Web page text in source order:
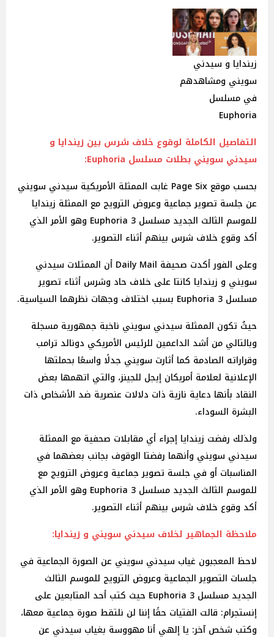
زيندايا و سيدني
سويني ومشاهدهم
في مسلسل
Euphoria
التفاصيل الكاملة لوقوع خلاف شرس بين زيندايا و
سيدني سويني بطلات مسلسل Euphoria:
بحسب موقع Page Six غابت الممثلة الأمريكية سيدني سويني
عن جلسة تصوير جماعية وعروض الترويج مع الممثلة زيندايا
للموسم الثالث الجديد مسلسل 3 Euphoria وهو الأمر الذي
أكد وقوع خلاف شرس بينهم أثناء التصوير.
وعلى الفور أكدت صحيفة Daily Mail أن الممثلات سيدني
سويني و زيندايا كانتا على خلاف حاد وشرس أثناء تصوير
مسلسل 3 Euphoria بسبب اختلاف وجهات نظرهما السياسية.
حيثُ تكون الممثلة سيدني سويني ناخبة جمهورية مسجلة
وبالتالي من أشد الداعمين للرئيس الأمريكي دونالد ترامب
وقراراته الصادمة كما أثارت سويني جدلًا واسعًا بحملتها
الإعلانية لعلامة أمريكان إيجل للجينز، والتي اتهمها بعض
النقاد بأنها دعاية نازية ذات دلالات عنصرية ضد الأشخاص ذات
البشرة السوداء.
ولذلك رفضت زيندايا إجراء أي مقابلات صحفية مع الممثلة
سيدني سويني وأنهما رفضتا الوقوف بجانب بعضهما في
المناسبات أو في جلسة تصوير جماعية وعروض الترويج مع
للموسم الثالث الجديد مسلسل 3 Euphoria وهو الأمر الذي
أكد وقوع خلاف شرس بينهم أثناء التصوير.
ملاحظة الجماهير لخلاف سيدني سويني و زيندايا:
لاحظ المعجبون غياب سيدني سويني عن الصورة الجماعية في
جلسات التصوير الجماعية وعروض الترويج للموسم الثالث
الجديد مسلسل 3 Euphoria حيث كتب أحد المتابعين على
إنستجرام: قالت الفتيات حقًا إننا لن نلتقط صورة جماعية معها،
وكتب شخص آخر: يا إلهي أنا مهووسة بغياب سيدني عن